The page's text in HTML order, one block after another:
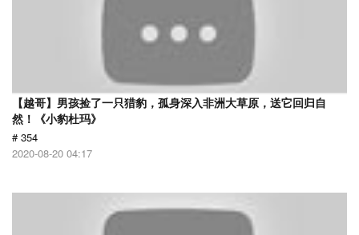
【越哥】男孩捡了一只猎豹，孤身深入非洲大草原，送它回归自
然！《小豹杜玛》
# 354
2020-08-20 04:17